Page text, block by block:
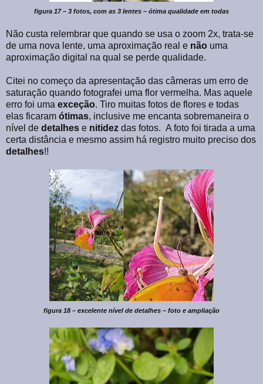
figura 17 – 3 fotos, com as 3 lentes – ótima qualidade em todas
Não custa relembrar que quando se usa o zoom 2x, trata-se
de uma nova lente, uma aproximação real e não uma
aproximação digital na qual se perde qualidade.
Citei no começo da apresentação das câmeras um erro de
saturação quando fotografei uma flor vermelha. Mas aquele
erro foi uma exceção. Tiro muitas fotos de flores e todas
elas ficaram ótimas, inclusive me encanta sobremaneira o
nível de detalhes e nitidez das fotos. A foto foi tirada a uma
certa distância e mesmo assim há registro muito preciso dos
detalhes!!
figura 18 – excelente nível de detalhes – foto e ampliação